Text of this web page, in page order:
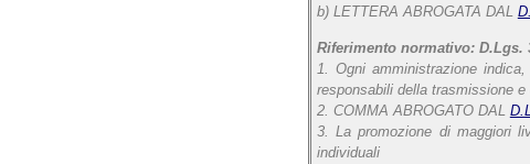
b) LETTERA ABROGATA DAL
Riferimento normativo: D.Lgs.
1. Ogni amministrazione
responsabili della trasmissione
2. COMMA ABROGATO DAL
3. La promozione di maggiori
individuali